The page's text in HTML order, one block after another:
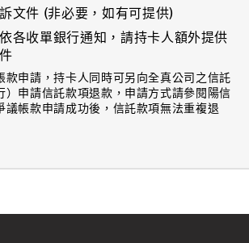
文件 (非必要，如有可提供)
各收單銀行通知，請持卡人額外提供
款申請，持卡人同時可另向全真公司之信託
）申請信託款項退款，申請方式請參閱陽信
議帳款申請成功後，信託款項無法重複退